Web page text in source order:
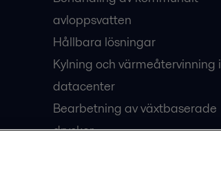
avloppsvatten
Hållbara lösningar
Kylning och värmeåtervinning i
datacenter
Bearbetning av växtbaserade
drycker